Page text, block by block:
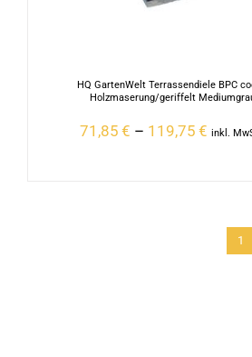
HQ GartenWelt Terrassendiele BPC
Holzmaserung/geriffelt
71,85 € – 119,75 € inkl.
1